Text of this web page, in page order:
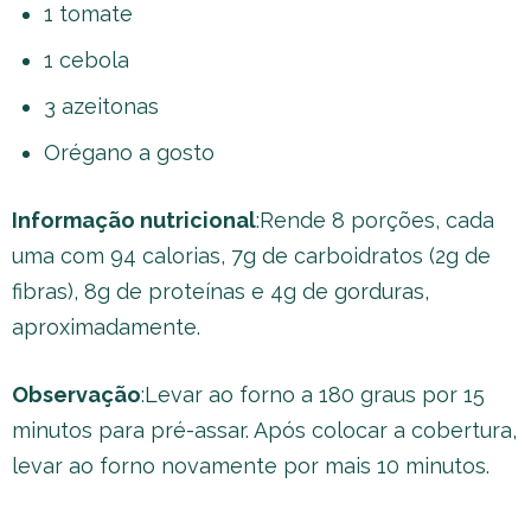
1 tomate
1 cebola
3 azeitonas
Orégano a gosto
Informação nutricional:Rende 8 porções, cada
uma com 94 calorias, 7g de carboidratos (2g de
fibras), 8g de proteínas e 4g de gorduras,
aproximadamente.
Observação:Levar ao forno a 180 graus por 15
minutos para pré-assar. Após colocar a cobertura,
levar ao forno novamente por mais 10 minutos.